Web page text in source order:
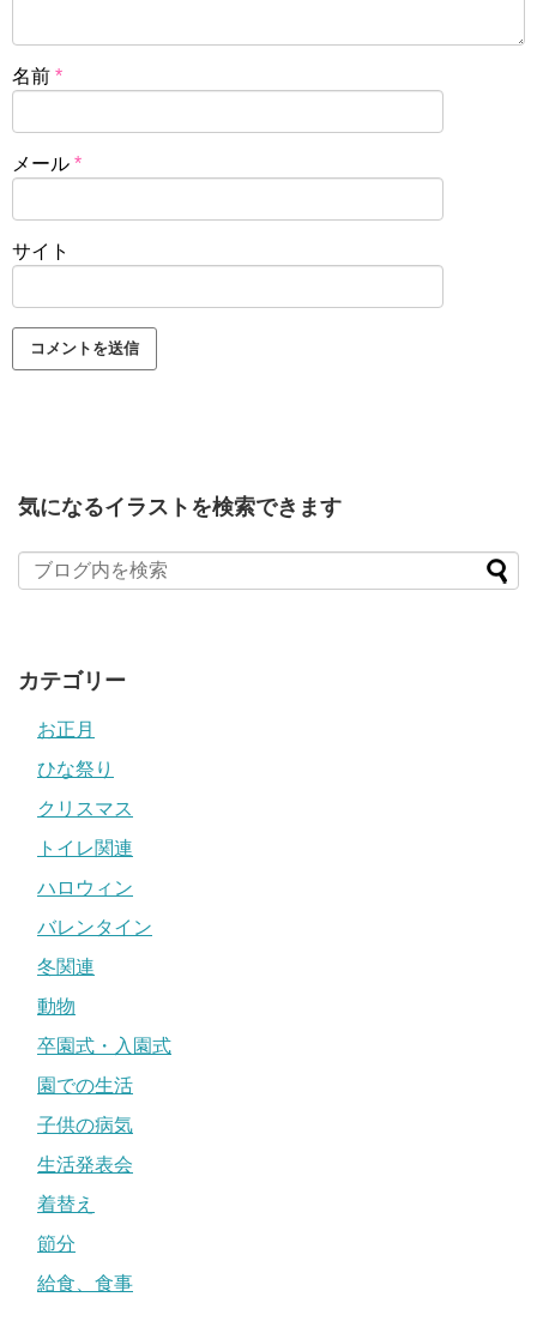
名前 *
メール *
サイト
気になるイラストを検索できます
カテゴリー
お正月
ひな祭り
クリスマス
トイレ関連
ハロウィン
バレンタイン
冬関連
動物
卒園式・入園式
園での生活
子供の病気
生活発表会
着替え
節分
給食、食事